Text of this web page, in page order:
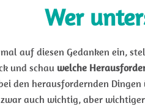
Wer
auf diesen Gedanken ein,
und schau welche
den herausfordernden
auch wichtig, aber